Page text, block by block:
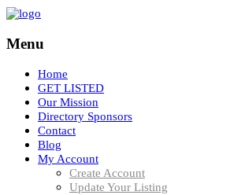
Menu
Home
GET LISTED
Our Mission
Directory Sponsors
Contact
Blog
My Account
Create Account
Update Your Listing